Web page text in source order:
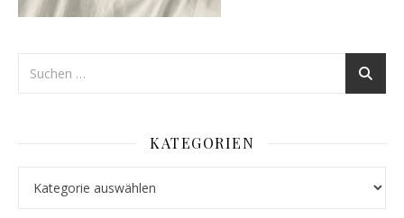
KATEGORIEN